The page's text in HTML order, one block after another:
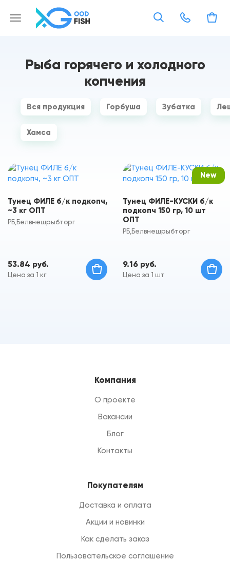
Рыба горячего и холодного
копчения
Вся продукция Горбуша Зубатка
Хамса
Тунец ФИЛЕ б/к подкопч,
~3 кг ОПT
РБ,Белвнешрыбторг
53.84 руб.
Цена за 1 кг
New
Тунец ФИЛЕ-КУСКИ б/к
подкопч 150 гр, 10 шт
ОПТ
РБ,Белвнешрыбторг
9.16 руб.
Цена за 1 шт
Компания
О проекте
Вакансии
Блог
Контакты
Покупателям
Доставка и оплата
Акции и новинки
Как сделать заказ
Пользовательское соглашение